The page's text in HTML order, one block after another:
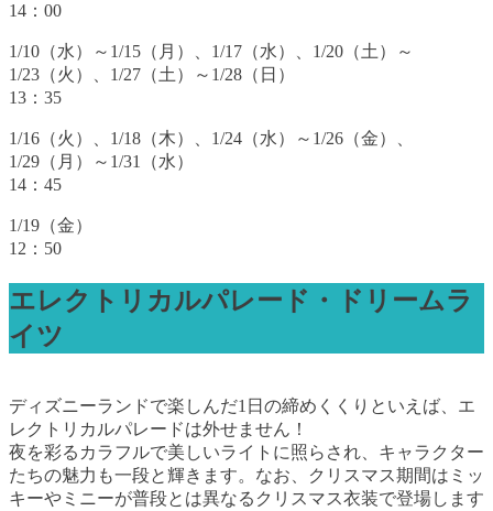
14：00
1/10（水）～1/15（月）、1/17（水）、1/20（土）～
1/23（火）、1/27（土）～1/28（日）
13：35
1/16（火）、1/18（木）、1/24（水）～1/26（金）、
1/29（月）～1/31（水）
14：45
1/19（金）
12：50
エレクトリカルパレード・ドリームラ
イツ
ディズニーランドで楽しんだ1日の締めくくりといえば、エ
レクトリカルパレードは外せません！
夜を彩るカラフルで美しいライトに照らされ、キャラクター
たちの魅力も一段と輝きます。なお、クリスマス期間はミッ
キーやミニーが普段とは異なるクリスマス衣装で登場します